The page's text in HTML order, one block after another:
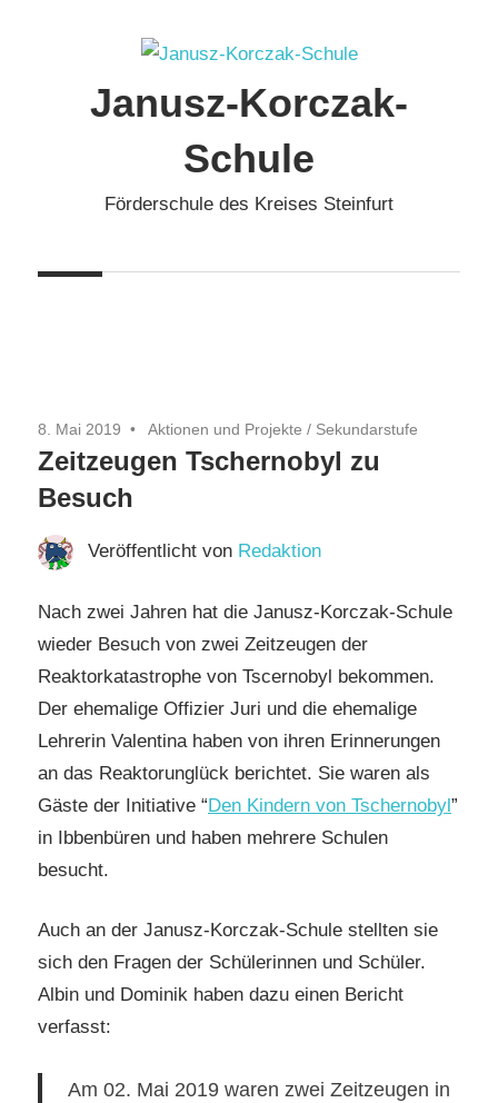
Janusz-Korczak-
Schule
Förderschule des Kreises Steinfurt
8. Mai 2019 Aktionen und Projekte / Sekundarstufe
Zeitzeugen Tschernobyl zu
Besuch
Veröffentlicht von Redaktion
Nach zwei Jahren hat die Janusz-Korczak-Schule
wieder Besuch von zwei Zeitzeugen der
Reaktorkatastrophe von Tscernobyl bekommen.
Der ehemalige Offizier Juri und die ehemalige
Lehrerin Valentina haben von ihren Erinnerungen
an das Reaktorunglück berichtet. Sie waren als
Gäste der Initiative “Den Kindern von Tschernobyl”
in Ibbenbüren und haben mehrere Schulen
besucht.
Auch an der Janusz-Korczak-Schule stellten sie
sich den Fragen der Schülerinnen und Schüler.
Albin und Dominik haben dazu einen Bericht
verfasst:
Am 02. Mai 2019 waren zwei Zeitzeugen in